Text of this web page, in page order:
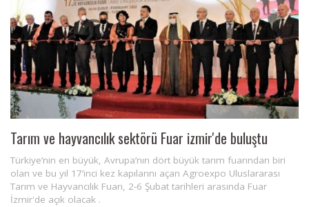
Tarım ve hayvancılık sektörü Fuar izmir'de buluştu
Türkiye’nin en büyük, Avrupa’nın dört büyük tarım fuarından biri
olan ve bu yıl 17’inci kez kapılarını açan Agroexpo Uluslararası
Tarım ve Hayvancılık Fuarı, 2-6 Şubat tarihleri arasında Fuar
İzmir'de açık olacak .